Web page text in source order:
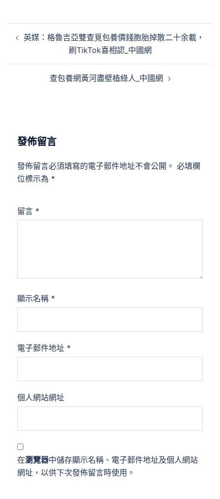
章 英媒：格魯吉亞雙查覓包養價錢胞胎掉散二十余載，
刷TikTok喜相認_中國網
查包養網黃河盡壁植綠人_中國網
發佈留言
發佈留言必須填寫的電子郵件地址不會公開。 必填欄
位標示為 *
留言 *
顯示名稱 *
電子郵件地址 *
個人網站網址
在瀏覽器中儲存顯示名稱、電子郵件地址及個人網站
網址，以供下次發佈留言時使用。